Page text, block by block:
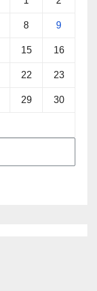
8 9
15 16
22 23
29 30